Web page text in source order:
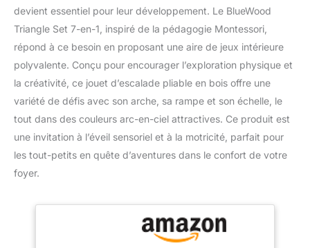
devient essentiel pour leur développement. Le BlueWood
Triangle Set 7-en-1, inspiré de la pédagogie Montessori,
répond à ce besoin en proposant une aire de jeux intérieure
polyvalente. Conçu pour encourager l’exploration physique et
la créativité, ce jouet d’escalade pliable en bois offre une
variété de défis avec son arche, sa rampe et son échelle, le
tout dans des couleurs arc-en-ciel attractives. Ce produit est
une invitation à l’éveil sensoriel et à la motricité, parfait pour
les tout-petits en quête d’aventures dans le confort de votre
foyer.